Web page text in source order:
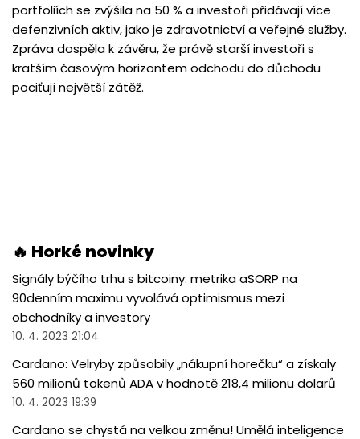
portfoliích se zvýšila na 50 % a investoři přidávají více
defenzivních aktiv, jako je zdravotnictví a veřejné služby.
Zpráva dospěla k závěru, že právě starší investoři s
kratším časovým horizontem odchodu do důchodu
pociťují největší zátěž.
🔥 Horké novinky
Signály býčího trhu s bitcoiny: metrika aSORP na
90denním maximu vyvolává optimismus mezi
obchodníky a investory
10. 4. 2023 21:04
Cardano: Velryby způsobily „nákupní horečku“ a získaly
560 milionů tokenů ADA v hodnotě 218,4 milionu dolarů
10. 4. 2023 19:39
Cardano se chystá na velkou změnu! Umělá inteligence